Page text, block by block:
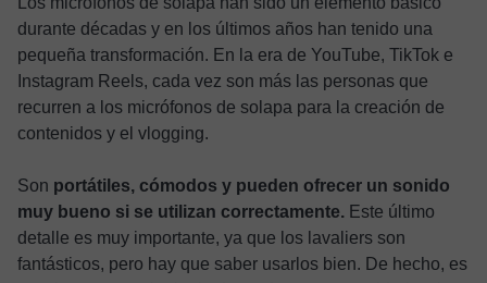
durante décadas y en los últimos años han tenido una
pequeña transformación. En la era de YouTube, TikTok e
Instagram Reels, cada vez son más las personas que
recurren a los micrófonos de solapa para la creación de
contenidos y el vlogging.
Son portátiles, cómodos y pueden ofrecer un sonido
muy bueno si se utilizan correctamente. Este último
detalle es muy importante, ya que los lavaliers son
fantásticos, pero hay que saber usarlos bien. De hecho, es